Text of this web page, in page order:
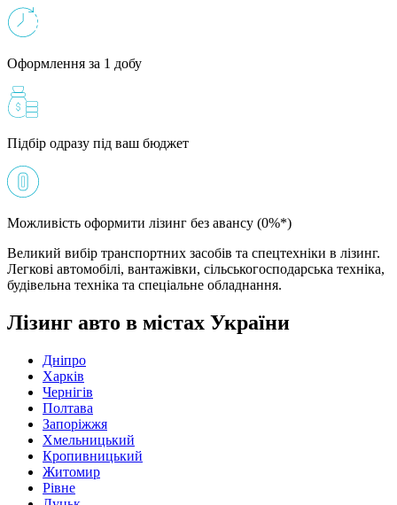
Оформлення за 1 добу
Підбір одразу під ваш бюджет
Можливість оформити лізинг без авансу (0%*)
Великий вибір транспортних засобів та спецтехніки в лізинг.
Легкові автомобілі, вантажівки, сільськогосподарська техніка,
будівельна техніка та спеціальне обладнання.
Лізинг авто в містах України
Дніпро
Харків
Чернігів
Полтава
Запоріжжя
Хмельницький
Кропивницький
Житомир
Рівне